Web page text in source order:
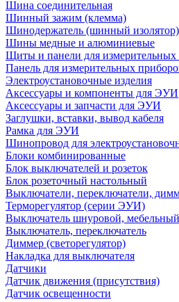
Шина соединительная
Шинный зажим (клемма)
Шинодержатель (шинный изолятор)
Шины медные и алюминиевые
Щиты и панели для измерительных
Панель для измерительных
Электроустановочные изделия
Аксессуары и компоненты для ЭУИ
Аксессуары и запчасти для ЭУИ
Заглушки, вставки, вывод кабеля
Рамка для ЭУИ
Шинопровод для
Блоки комбинированные
Блок выключателей и розеток
Блок розеточный настольный
Выключатели, переключатели,
Терморегулятор (серии ЭУИ)
Выключатель шнуровой, мебельный
Выключатель, переключатель
Диммер (светорегулятор)
Накладка для выключателя
Датчики
Датчик движения (присутствия)
Датчик освещенности